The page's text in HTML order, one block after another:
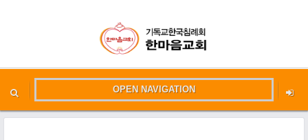
메뉴 건너뛰기
OPEN NAVIGATION
본문시작